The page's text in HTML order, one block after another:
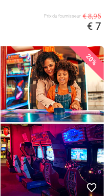
Prix ​​du fournisseur € 8,95
€ 7
20%